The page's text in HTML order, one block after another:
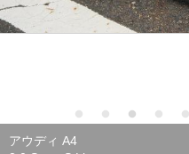
アウディ A4